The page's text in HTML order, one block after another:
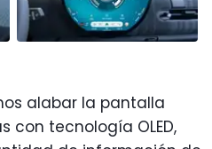
alabar la pantalla
con tecnología OLED,